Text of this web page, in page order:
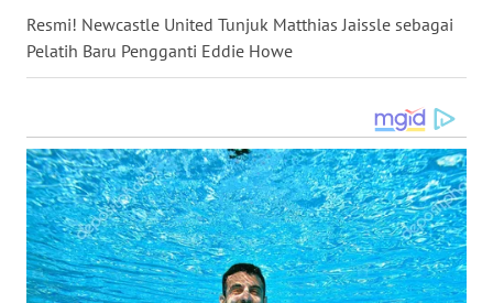
Resmi! Newcastle United Tunjuk Matthias Jaissle sebagai
Pelatih Baru Pengganti Eddie Howe
WN
SERAMBI
WN
JAMBI